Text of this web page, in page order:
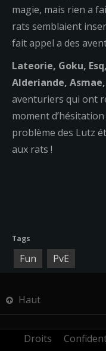
magie, mais rien a
rats semblaient
fait appel a des
Lateorie, Goku,
Alderiande,
aventuriers qui ont
moment
problème des Lutz
aux rats !
Tags
Fun PvE
Haut
Droits